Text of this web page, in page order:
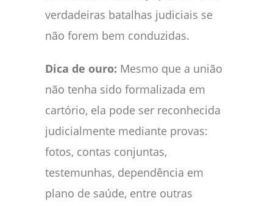
verdadeiras batalhas judiciais se
não forem bem conduzidas.
Dica de ouro: Mesmo que a união
não tenha sido formalizada em
cartório, ela pode ser reconhecida
judicialmente mediante provas:
fotos, contas conjuntas,
testemunhas, dependência em
plano de saúde, entre outras